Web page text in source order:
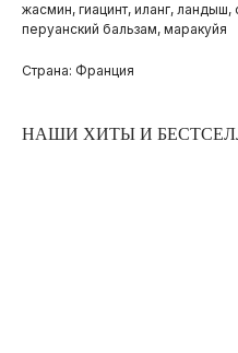
жасмин, гиацинт, иланг,
перуанский бальзам, маракуйя
Страна: Франция
НАШИ ХИТЫ И